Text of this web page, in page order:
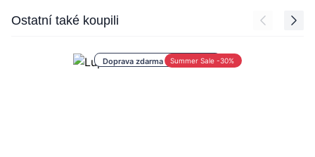
Press to skip carousel
Ostatní také koupili
Doprava zdarma nad 1 000 Kč
Summer Sale -30%